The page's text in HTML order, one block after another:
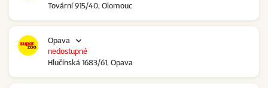
Tovární 915/40, Olomouc
Opava
Hlučínská 1683/61, Opava
nedostupné